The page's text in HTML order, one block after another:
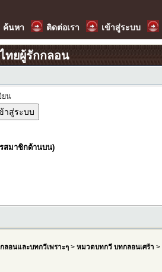
ค้นหา ติดต่อเรา เข้าสู่ระบบ
ทยผู้รักกลอน
ยน
สมาชิกด้านบน)
ลอนและบทกวีเพราะๆ >หมวดบทกวี บทกลอนเศร้า >